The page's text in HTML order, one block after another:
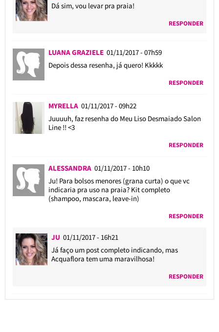
Dá sim, vou levar pra praia!
RESPONDER
LUANA GRAZIELE 01/11/2017 - 07h59
Depois dessa resenha, já quero! Kkkkk
RESPONDER
MYRELLA 01/11/2017 - 09h22
Juuuuh, faz resenha do Meu Liso Desmaiado Salon
Line !! <3
RESPONDER
ALESSANDRA 01/11/2017 - 10h10
Ju! Para bolsos menores (grana curta) o que vc
indicaria pra uso na praia? Kit completo
(shampoo, mascara, leave-in)
RESPONDER
JU 01/11/2017 - 16h21
Já faço um post completo indicando, mas
Acquaflora tem uma maravilhosa!
RESPONDER